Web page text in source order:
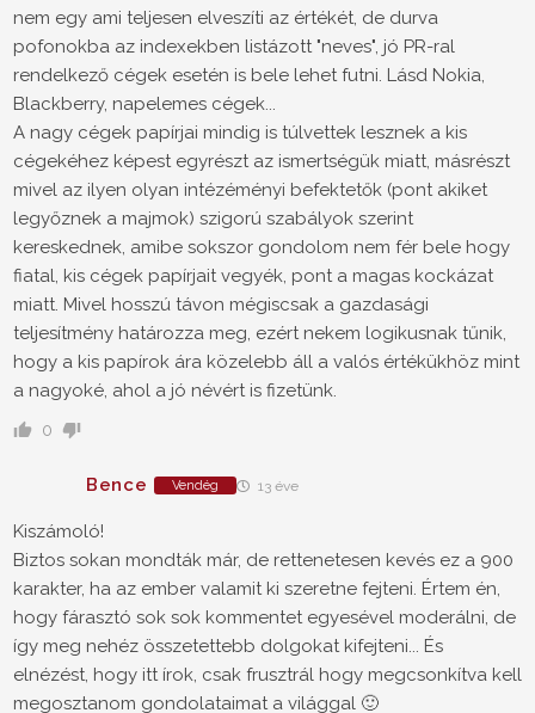
nem egy ami teljesen elveszíti az értékét, de durva
pofonokba az indexekben listázott "neves", jó PR-ral
rendelkező cégek esetén is bele lehet futni. Lásd Nokia,
Blackberry, napelemes cégek...
A nagy cégek papírjai mindig is túlvettek lesznek a kis
cégekéhez képest egyrészt az ismertségük miatt, másrészt
mivel az ilyen olyan intézéményi befektetők (pont akiket
legyőznek a majmok) szigorú szabályok szerint
kereskednek, amibe sokszor gondolom nem fér bele hogy
fiatal, kis cégek papírjait vegyék, pont a magas kockázat
miatt. Mivel hosszú távon mégiscsak a gazdasági
teljesítmény határozza meg, ezért nekem logikusnak tűnik,
hogy a kis papírok ára közelebb áll a valós értékükhöz mint
a nagyoké, ahol a jó névért is fizetünk.
0
Bence Vendég 13 éve
Kiszámoló!
Biztos sokan mondták már, de rettenetesen kevés ez a 900
karakter, ha az ember valamit ki szeretne fejteni. Értem én,
hogy fárasztó sok sok kommentet egyesével moderálni, de
így meg nehéz összetettebb dolgokat kifejteni... És
elnézést, hogy itt írok, csak frusztrál hogy megcsonkítva kell
megosztanom gondolataimat a világgal 🙂